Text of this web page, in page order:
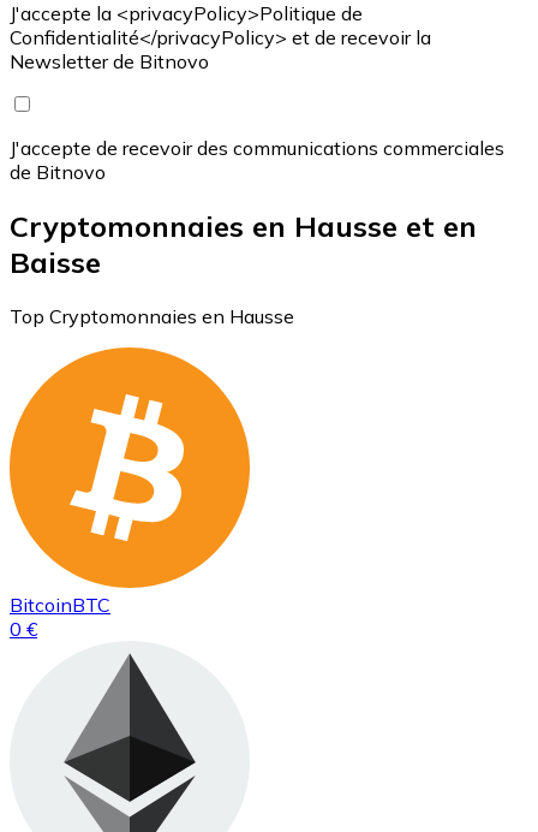
J'accepte la <privacyPolicy>Politique de
Confidentialité</privacyPolicy> et de recevoir la
Newsletter de Bitnovo
J'accepte de recevoir des communications commerciales
de Bitnovo
Cryptomonnaies en Hausse et en
Baisse
Top Cryptomonnaies en Hausse
BitcoinBTC
0 €